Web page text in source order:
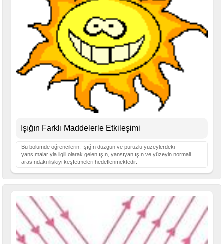
Işığın Farklı Maddelerle Etkileşimi
Bu bölümde öğrencilerin; ışığın düzgün ve pürüzlü yüzeylerdeki
yansımalarıyla ilgili olarak gelen ışın, yansıyan ışın ve yüzeyin normali
arasındaki ilişkiyi keşfetmeleri hedeflenmektedir.